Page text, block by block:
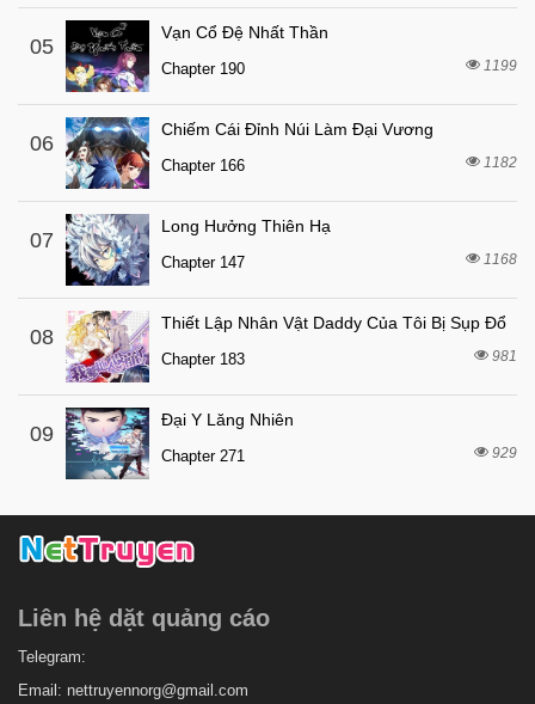
Chapter 7 8 tháng trước
Chapter 6
Chapter 5 8 tháng trước
Chapter 4
Chapter 3
Chapter 2 8 tháng trước
Chapter 1
05
Vạn Cổ Đệ Nhất Thần
Chapter 190 1199
06
Chiếm Cái Đỉnh Núi Làm Đại Vương
Chapter 166 1182
07
Long Hưởng Thiên Hạ
Chapter 147 1168
08
Thiết Lập Nhân Vật Daddy Của Tôi Bị Sụp Đổ
Chapter 183 981
09
Đại Y Lăng Nhiên
Chapter 271 929
Liên hệ dặt quảng cáo
Telegram:
Email: nettruyennorg@gmail.com